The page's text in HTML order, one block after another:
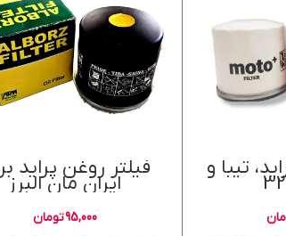
تیبا و فیلتر روغن پراید
ایران مان البرز
95,000تومان